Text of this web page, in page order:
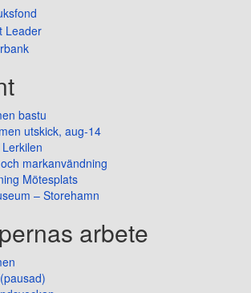
bastu
utskick, aug-14
markanvändning
Mötesplats
– Storehamn
arbete